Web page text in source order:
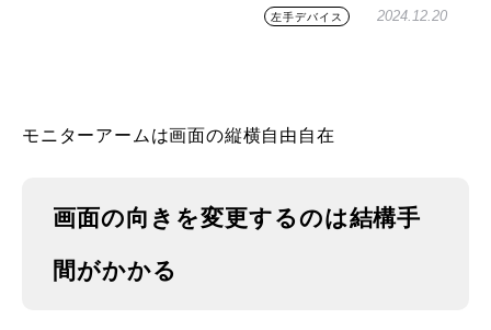
左手デバイス 2024.12.20
モニターアームは画面の縦横自由自在
画面の向きを変更するのは結構手
間がかかる